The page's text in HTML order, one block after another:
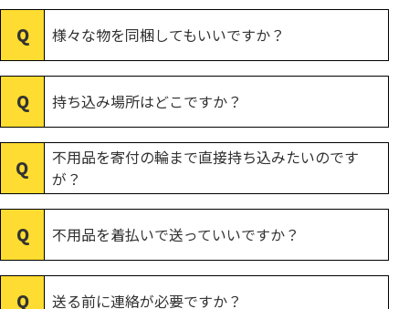
様々な物を同梱してもいいですか？
持ち込み場所はどこですか？
不用品を寄付の輪まで直接持ち込みたいのです
が？
不用品を着払いで送っていいですか？
送る前に連絡が必要ですか？